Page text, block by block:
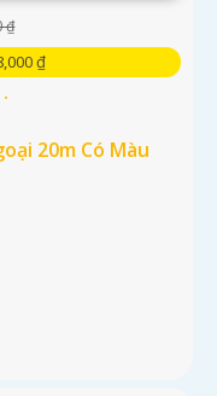
₫
₫
20m Có Màu